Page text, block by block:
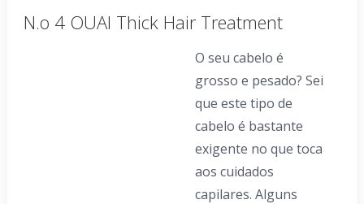
N.o 4 OUAI Thick Hair Treatment
O seu cabelo é
grosso e pesado? Sei
que este tipo de
cabelo é bastante
exigente no que toca
aos cuidados
capilares. Alguns